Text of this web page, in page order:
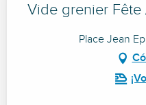
Vide grenier Fête
Place Jean